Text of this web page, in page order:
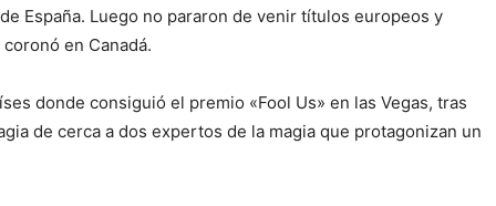
España. Luego no pararon de venir títulos europeos y
en Canadá.
donde consiguió el premio «Fool Us» en las Vegas, tras
de cerca a dos expertos de la magia que protagonizan un